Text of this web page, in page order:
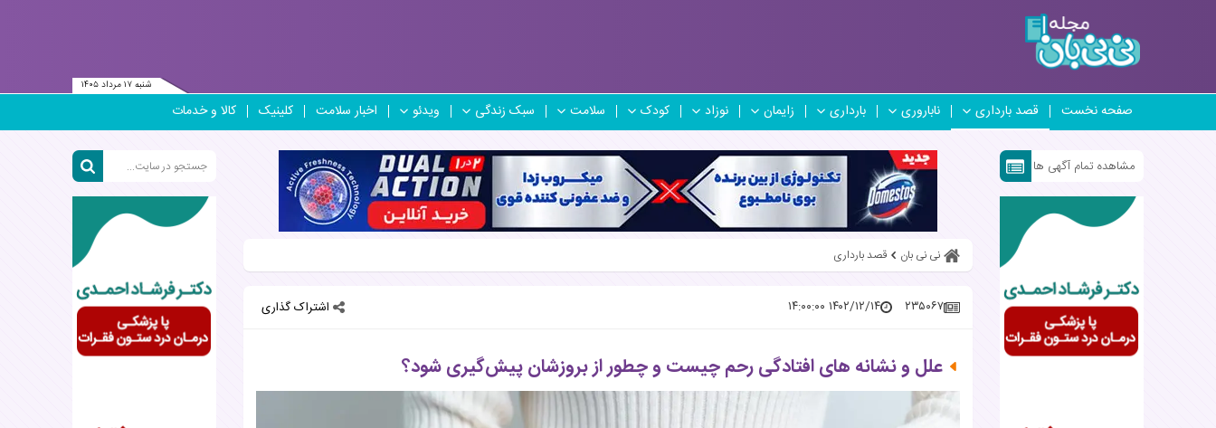
شنبه ۱۷ مرداد ۱۴۰۵
صفحه نخست قصد بارداری ناباروری بارداری زایمان نوزاد کودک سلامت سبک زندگی ویدئو اخبار سلامت کلینیک کالا و خدمات
مشاهده تمام آگهی ها
نی نی بان قصد بارداری
۲۳۵۰۶۷ ۱۴۰۲/۱۲/۱۴ ۱۴:۰۰:۰۰ اشتراک گذاری
علل و نشانه های افتادگی رحم چیست و چطور از بروزشان پیش‌گیری شود؟